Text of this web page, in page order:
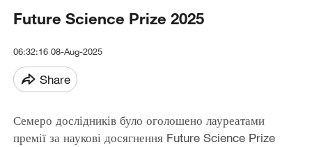
Future Science Prize 2025
06:32:16 08-Aug-2025
Share
Семеро дослідників було оголошено лауреатами
премії за наукові досягнення Future Science Prize